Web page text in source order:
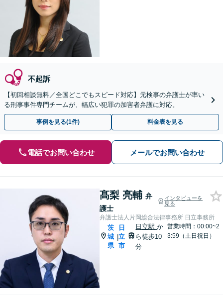
不起訴
【初回相談無料／全国どこでもスピード対応】元検事の弁護士が率い
る刑事事件専門チームが、幅広い犯罪の加害者弁護に対応。
事例を見る(1件) 料金表を見る
電話でお問い合わせ メールでお問い合わせ
髙梨 亮輔 弁
護士
インタビューを
見る
弁護士法人片岡総合法律事務所 日立事務所
茨
城
県
|
日
立
市
日立駅か
ら徒歩10
分
営業時間：00:00~2
3:59（土日祝日）